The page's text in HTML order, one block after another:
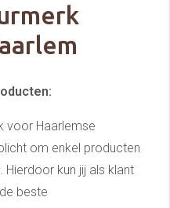
voor Haarlemse
om enkel producten
kun jij als klant
beste